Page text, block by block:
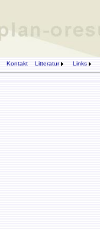
Kontakt Litteratur Links